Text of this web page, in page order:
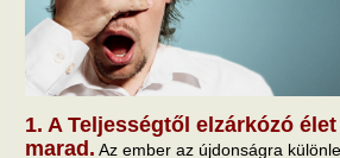
1. A Teljességtől elzárkózó
marad. Az ember az újdonságra